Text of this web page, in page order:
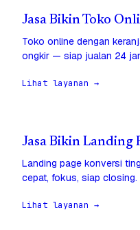
Jasa Bikin Toko
Toko online dengan
ongkir — siap jualan 24
Lihat layanan →
Jasa Bikin Landing
Landing page konversi
cepat, fokus, siap closing.
Lihat layanan →